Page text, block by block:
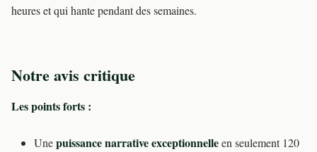
heures et qui hante pendant des semaines.
Notre avis critique
Les points forts :
Unepuissance narrative exceptionnelleen seulement 120